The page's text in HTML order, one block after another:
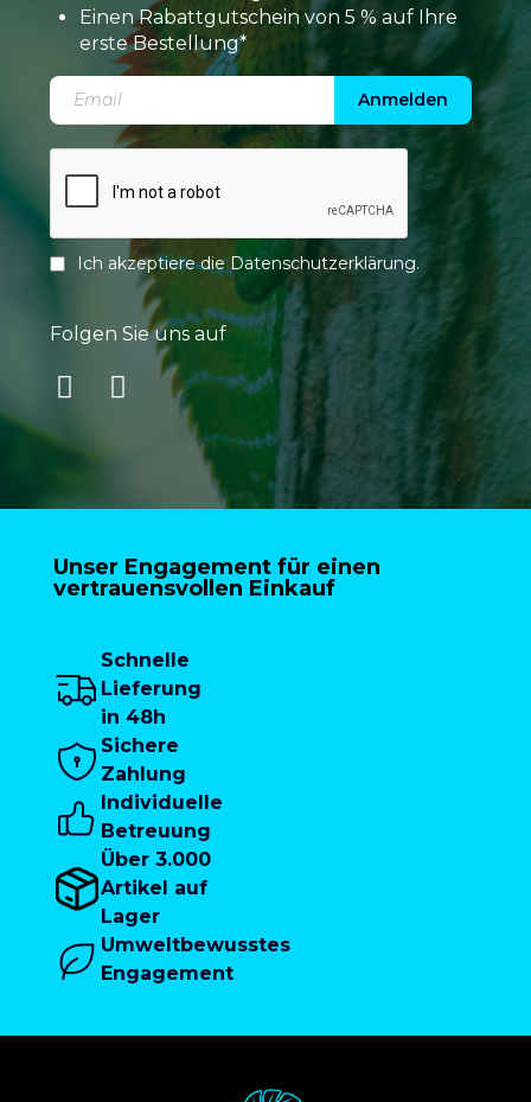
Einen Rabattgutschein von 5 % auf Ihre
erste Bestellung*
Anmelden
Ich akzeptiere dieDatenschutzerklärung.
Folgen Sie uns auf
Unser Engagement für einen
vertrauensvollen Einkauf
Schnelle
Lieferung
in 48h
Sichere
Zahlung
Individuelle
Betreuung
Über 3.000
Artikel auf
Lager
Umweltbewusstes
Engagement